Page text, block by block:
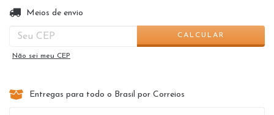
Entregas para o CEP:
Meios de envio
CALCULAR
Não sei meu CEP
Entregas para todo o Brasil por Correios